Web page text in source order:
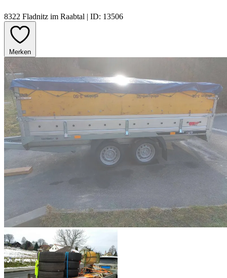
8322 Fladnitz im Raabtal | ID: 13506
Merken